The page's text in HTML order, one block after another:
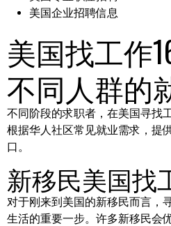
美国企业招聘信息
美国找工作
不同人群的
不同阶段的求职者，在美国寻找
根据华人社区常见就业需求，提
口。
新移民美国找
对于刚来到美国的新移民而言，
生活的重要一步。许多新移民会